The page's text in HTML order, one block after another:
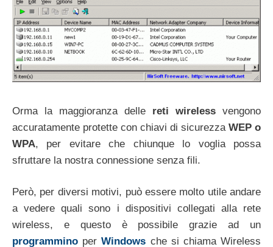
Orma la maggioranza delle reti wireless vengono
accuratamente protette con chiavi di sicurezza WEP o
WPA, per evitare che chiunque lo voglia possa
sfruttare la nostra connessione senza fili.
Però, per diversi motivi, può essere molto utile andare
a vedere quali sono i dispositivi collegati alla rete
wireless, e questo è possibile grazie ad un
programmino perWindows che si chiama Wireless